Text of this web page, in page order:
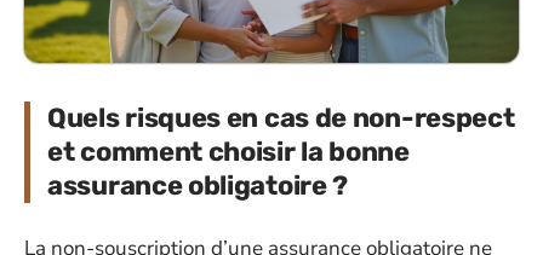
Quels risques en cas de non-respect
et comment choisir la bonne
assurance obligatoire ?
La non-souscription d’une assurance obligatoire ne